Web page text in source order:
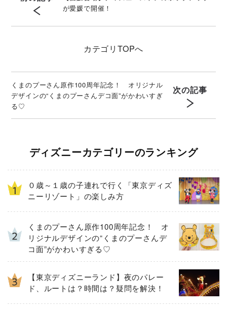
が愛媛で開催！
カテゴリ TOPへ
くまのプーさん原作100周年記念！ オリジナル
デザインの“くまのプーさんデコ面”がかわいすぎ
る♡
次の記事
ディズニーカテゴリーのランキング
０歳～１歳の子連れで行く「東京ディズ
ニーリゾート」の楽しみ方
くまのプーさん原作100周年記念！ オ
リジナルデザインの“くまのプーさんデ
コ面”がかわいすぎる♡
【東京ディズニーランド】夜のパレー
ド、ルートは？時間は？疑問を解決！